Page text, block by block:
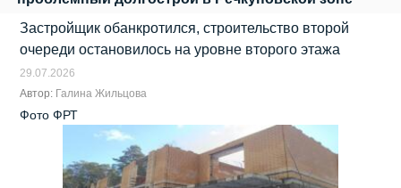
Застройщик обанкротился, строительство второй
очереди остановилось на уровне второго этажа
29.07.2026
Автор: Галина Жильцова
Фото ФРТ